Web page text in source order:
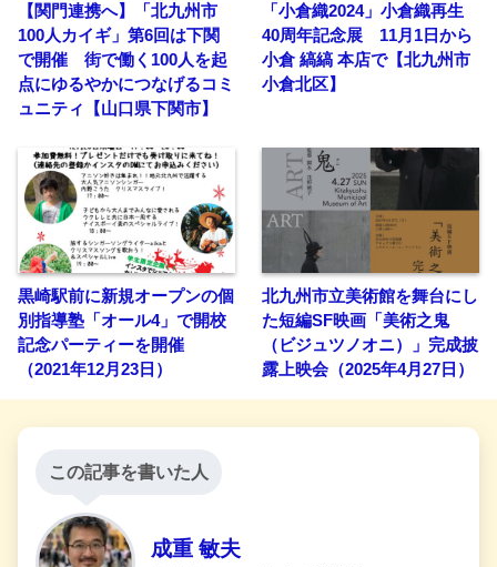
【関門連携へ】「北九州市
100人カイギ」第6回は下関
で開催 街で働く100人を起
点にゆるやかにつなげるコミ
ュニティ【山口県下関市】
「小倉織2024」小倉織再生
40周年記念展 11月1日から
小倉 縞縞 本店で【北九州市
小倉北区】
黒崎駅前に新規オープンの個
別指導塾「オール4」で開校
記念パーティーを開催
（2021年12月23日）
北九州市立美術館を舞台にし
た短編SF映画「美術之鬼
（ビジュツノオニ）」完成披
露上映会（2025年4月27日）
この記事を書いた人
成重 敏夫